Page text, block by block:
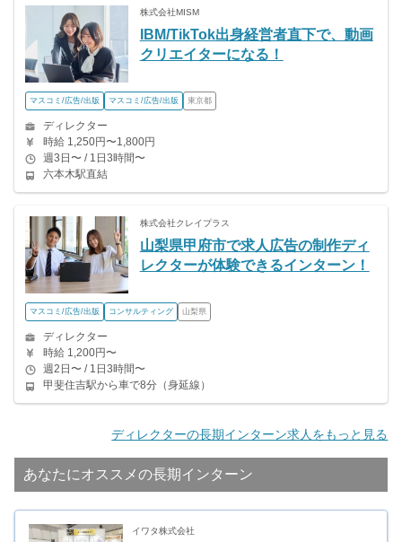
株式会社MISM
IBM/TikTok出身経営者直下で、動画
クリエイターになる！
マスコミ/広告/出版 マスコミ/広告/出版 東京都
ディレクター
時給 1,250円〜1,800円
週3日〜 / 1日3時間〜
六本木駅直結
株式会社クレイプラス
山梨県甲府市で求人広告の制作ディ
レクターが体験できるインターン！
マスコミ/広告/出版 コンサルティング 山梨県
ディレクター
時給 1,200円〜
週2日〜 / 1日3時間〜
甲斐住吉駅から車で8分（身延線）
ディレクターの長期インターン求人をもっと見る
あなたにオススメの長期インターン
イワタ株式会社